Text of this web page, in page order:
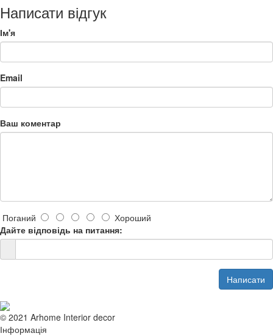
Написати відгук
Ім'я
Email
Ваш коментар
Поганий
Хороший
Дайте відповідь на питання:
Написати
© 2021 Arhome Interior decor
Інформація